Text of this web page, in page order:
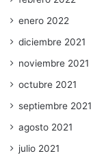
enero 2022
diciembre 2021
noviembre 2021
octubre 2021
septiembre 2021
agosto 2021
julio 2021